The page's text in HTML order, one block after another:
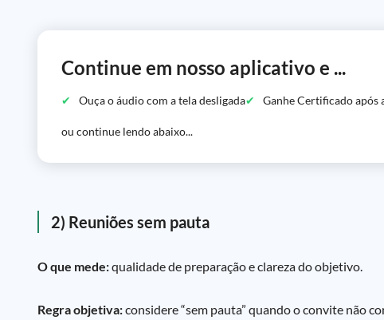
Continue em nosso aplicativo e ...
Ouça o áudio com a tela desligada Ganhe Certificado após
ou continue lendo abaixo...
2) Reuniões sem pauta
O que mede:qualidade de preparação e clareza do objetivo.
Regra objetiva:considere “sem pauta” quando o convite não